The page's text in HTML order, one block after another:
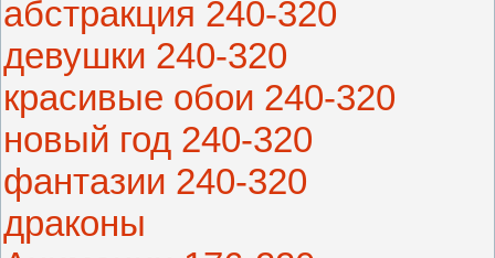
абстракция 240-320
девушки 240-320
красивые обои 240-320
новый год 240-320
фантазии 240-320
драконы